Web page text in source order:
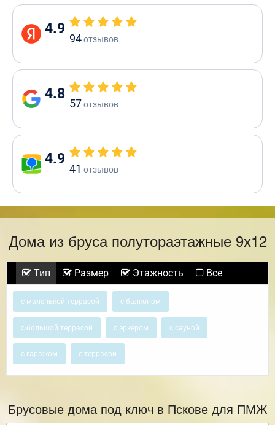
4.9
94отзывов
4.8
57отзывов
4.9
41 отзывов
Дома из бруса полутораэтажные 9х12
Тип Размер Этажность Все
с маленькой террасой с балконом
с большой террасой с эркером с сауной
с гаражом с террасой
Брусовые дома под ключ в Пскове для ПМЖ